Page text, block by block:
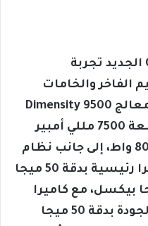
يقدم هاتف Oppo Find X9 Pro الجديد تجربة
الفاخر والخامات
الراقية، مع أداء قوي بفضل معالج Dimensity 9500
المتقدم وبطارية ضخمة بسعة 7500 مللي أمبير
تدعم الشحن السريع بقدرة 80 واط، إلى جانب نظام
كاميرات متطور يشمل كاميرا رئيسية بدقة 50 ميجا
زوم 200 ميجا بيكسل، مع كاميرا
أمامية لصور سيلفي عالية الجودة بدقة 50 ميجا